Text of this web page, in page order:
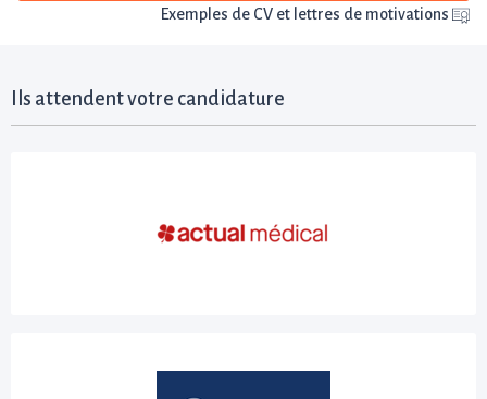
Exemples de CV et lettres de motivations
Ils attendent votre candidature